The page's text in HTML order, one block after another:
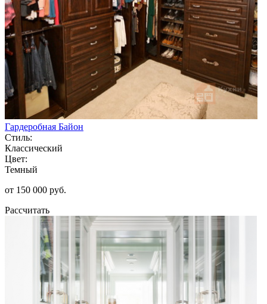
Гардеробная Байон
Стиль:
Классический
Цвет:
Темный
от 150 000 руб.
Рассчитать